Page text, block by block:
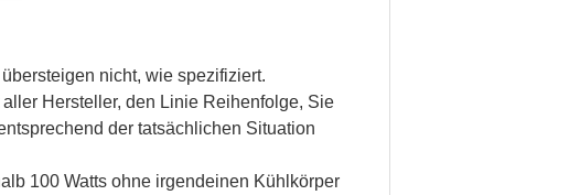
nicht, wie spezifiziert.
Hersteller, den Linie Reihenfolge, Sie
der tatsächlichen Situation
100 Watts ohne irgendeinen Kühlkörper